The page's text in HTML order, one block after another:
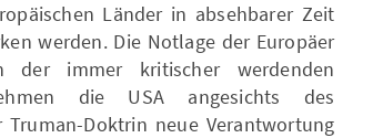
Länder in absehbarer Zeit
werden. Die Notlage der Europäer
immer kritischer werdenden
die USA angesichts des
Doktrin neue Verantwortung